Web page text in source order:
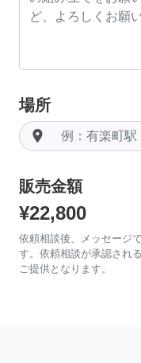
場所
room
販売金額
¥22,800
依頼相談後、メッセージ
す。依頼相談が承認され
ご提供となります。